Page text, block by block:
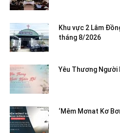
Khu vực 2 Lâm
tháng 8/2026
Yêu Thương
‘Mêm Mơnat Kơ